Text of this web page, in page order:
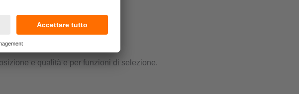
e qualità e per funzioni di selezione.